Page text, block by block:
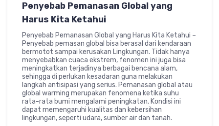
Penyebab Pemanasan Global yang
Harus Kita Ketahui
Penyebab Pemanasan Global yang Harus Kita Ketahui –
Penyebab pemasan global bisa berasal dari kendaraan
bermotot sampai kerusakan Lingkungan. Tidak hanya
menyebabkan cuaca ekstrem, fenomen ini juga bisa
meningkatkan terjadinya berbagai bencana alam,
sehingga di perlukan kesadaran guna melakukan
langkah antisipasi yang serius. Pemanasan global atau
global warming merupakan fenomena ketika suhu
rata-rata bumi mengalami peningkatan. Kondisi ini
dapat memengaruhi kualitas dan kebersihan
lingkungan, seperti udara, sumber air dan tanah.